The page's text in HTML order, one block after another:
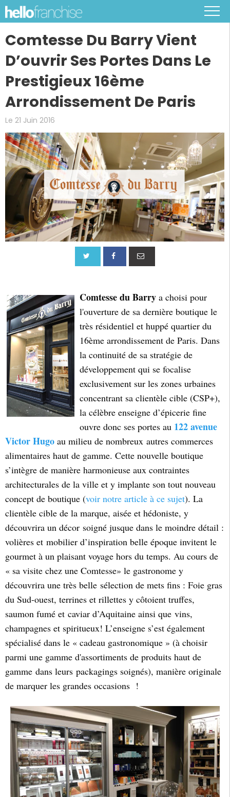
Comtesse Du Barry Vient
D’ouvrir Ses Portes Dans Le
Prestigieux 16ème
Arrondissement De Paris
Le 21 Juin 2016
Comtesse du Barry a choisi pour
l'ouverture de sa dernière boutique le
très résidentiel et huppé quartier du
16ème arrondissement de Paris. Dans
la continuité de sa stratégie de
développement qui se focalise
exclusivement sur les zones urbaines
concentrant sa clientèle cible (CSP+),
la célèbre enseigne d’épicerie fine
ouvre donc ses portes au 122 avenue
Victor Hugo au milieu de nombreux autres commerces
alimentaires haut de gamme. Cette nouvelle boutique
s’intègre de manière harmonieuse aux contraintes
architecturales de la ville et y implante son tout nouveau
concept de boutique (voir notre article à ce sujet). La
clientèle cible de la marque, aisée et hédoniste, y
découvrira un décor soigné jusque dans le moindre détail :
volières et mobilier d’inspiration belle époque invitent le
gourmet à un plaisant voyage hors du temps. Au cours de
« sa visite chez une Comtesse» le gastronome y
découvrira une très belle sélection de mets fins : Foie gras
du Sud-ouest, terrines et rillettes y côtoient truffes,
saumon fumé et caviar d’Aquitaine ainsi que vins,
champagnes et spiritueux! L’enseigne s’est également
spécialisé dans le « cadeau gastronomique » (à choisir
parmi une gamme d'assortiments de produits haut de
gamme dans leurs packagings soignés), manière originale
de marquer les grandes occasions !